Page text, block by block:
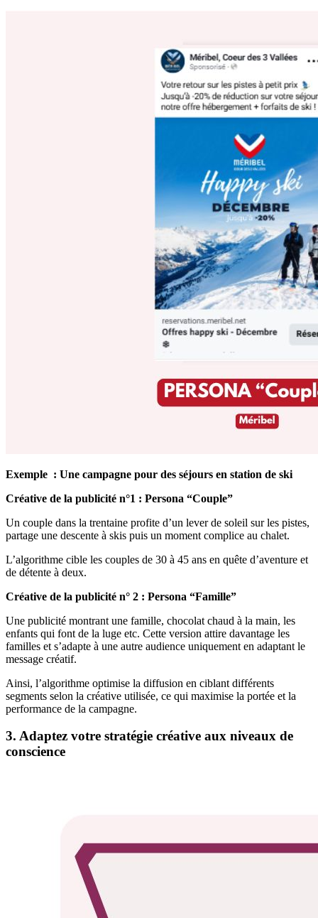
Exemple : Une campagne pour des séjours en station de ski
Créative de la publicité n°1 : Persona “Couple”
Un couple dans la trentaine profite d’un lever de soleil sur les pistes,
partage une descente à skis puis un moment complice au chalet.
L’algorithme cible les couples de 30 à 45 ans en quête d’aventure et
de détente à deux.
Créative de la publicité n° 2 : Persona “Famille”
Une publicité montrant une famille, chocolat chaud à la main, les
enfants qui font de la luge etc. Cette version attire davantage les
familles et s’adapte à une autre audience uniquement en adaptant le
message créatif.
Ainsi, l’algorithme optimise la diffusion en ciblant différents
segments selon la créative utilisée, ce qui maximise la portée et la
performance de la campagne.
3. Adaptez votre stratégie créative aux niveaux de
conscience